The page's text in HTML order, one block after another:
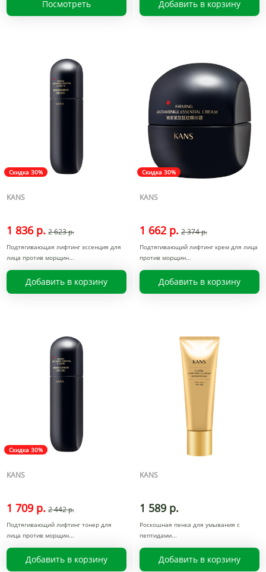
Посмотреть Добавить в корзину
Скидка 30%
KANS
1 836 р. 2 623 р.
Подтягивающая лифтинг эссенция для
лица против морщин
Добавить в корзину
Скидка 30%
KANS
1 662 р. 2 374 р.
Подтягивающий лифтинг крем для лица
против морщин
Добавить в корзину
Скидка 30%
KANS
1 709 р. 2 442 р.
Подтягивающий лифтинг тонер для
лица против морщин
Добавить в корзину
KANS
1 589 р.
Роскошная пенка для умывания с
пептидами
Добавить в корзину